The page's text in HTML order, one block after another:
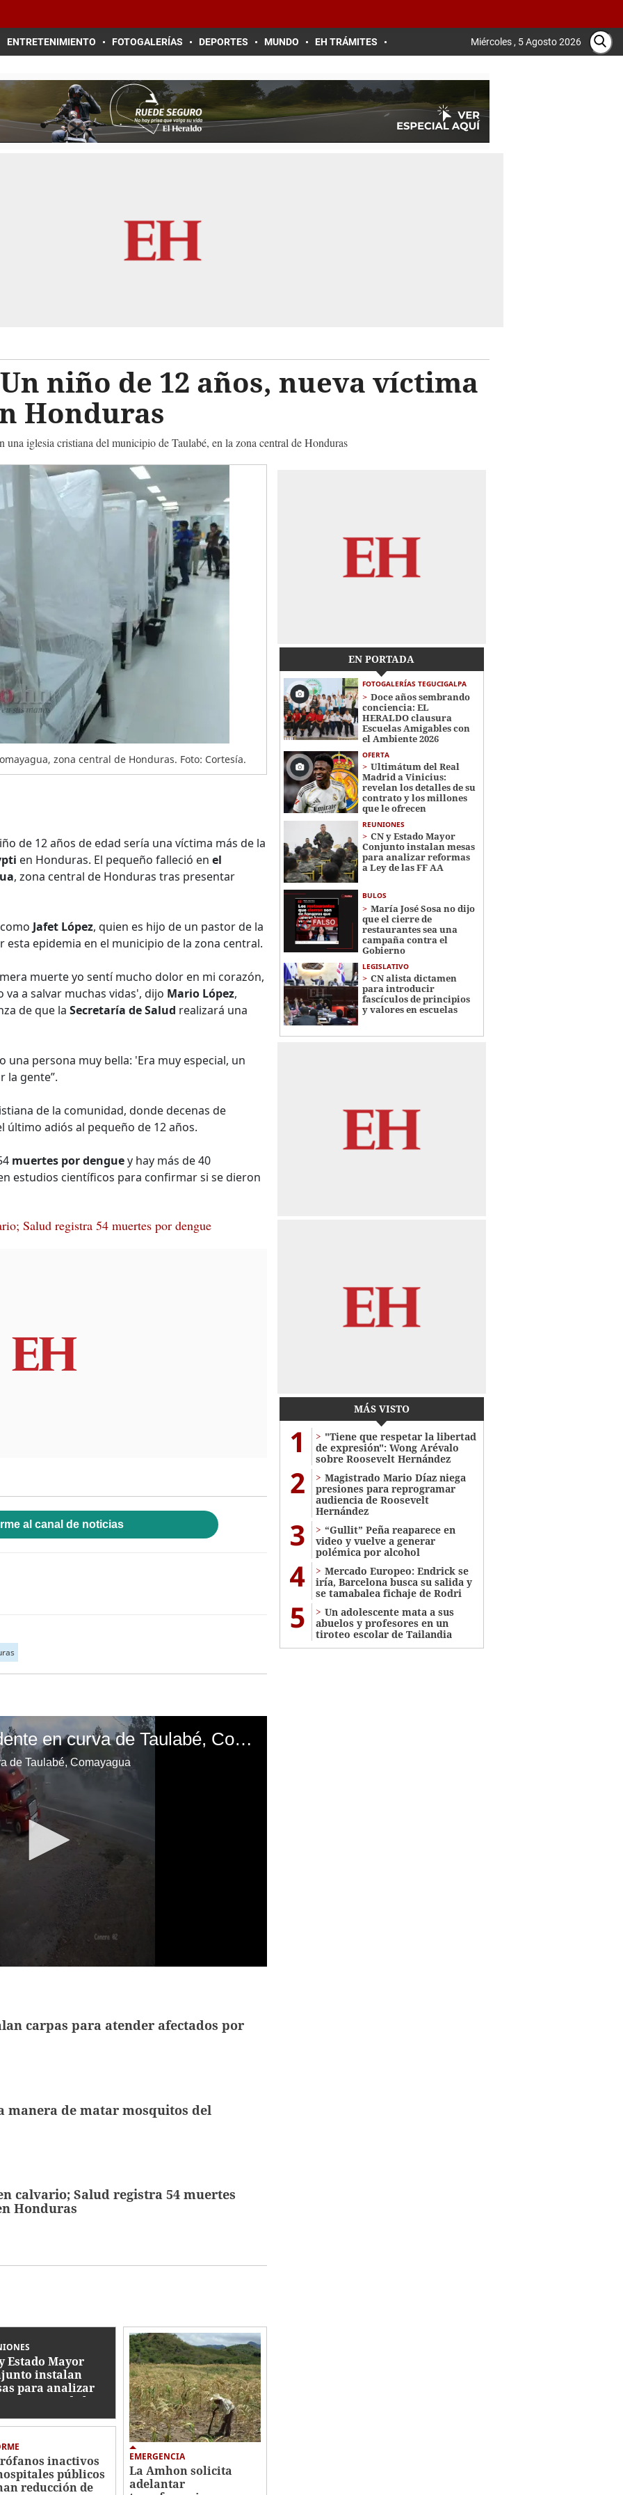
ENTRETENIMIENTO FOTOGALERÍAS DEPORTES MUNDO EH TRÁMITES Miércoles , 5 Agosto 2026
niño de 12 años, nueva víctima
Honduras
una iglesia cristiana del municipio de Taulabé, en la zona central de Honduras
zona central de Honduras. Foto: Cortesía.
de 12 años de edad sería una víctima más de la
en Honduras. El pequeño falleció en el
, zona central de Honduras tras presentar
Jafet López, quien es hijo de un pastor de la
epidemia en el municipio de la zona central.
muerte yo sentí mucho dolor en mi corazón,
a salvar muchas vidas', dijo Mario López,
de que la Secretaría de Salud realizará una
una persona muy bella: 'Era muy especial, un
la gente”.
de la comunidad, donde decenas de
último adiós al pequeño de 12 años.
muertes por denguey hay más de 40
estudios científicos para confirmar si se dieron
Salud registra 54 muertes por dengue
al canal de noticias
Rastra provoca accidente en curva de Taulabé, Comayagua
de Taulabé, Comayagua
carpas para atender afectados por
manera de matar mosquitos del
calvario; Salud registra 54 muertes
Honduras
Estado Mayor
instalan
para analizar
a Ley de las
inactivos
públicos
reducción de
EMERGENCIA
La Amhon solicita
adelantar
EN PORTADA
FOTOGALERÍAS TEGUCIGALPA
Doce años sembrando
conciencia: EL
HERALDO clausura
Escuelas Amigables con
el Ambiente 2026
OFERTA
Ultimátum del Real
Madrid a Vinicius:
revelan los detalles de su
contrato y los millones
que le ofrecen
REUNIONES
CN y Estado Mayor
Conjunto instalan mesas
para analizar reformas
a Ley de las FF AA
BULOS
María José Sosa no dijo
que el cierre de
restaurantes sea una
campaña contra el
Gobierno
LEGISLATIVO
CN alista dictamen
para introducir
fascículos de principios
y valores en escuelas
MÁS VISTO
1
"Tiene que respetar la libertad
de expresión": Wong Arévalo
sobre Roosevelt Hernández
2
Magistrado Mario Díaz niega
presiones para reprogramar
audiencia de Roosevelt
Hernández
3
“Gullit” Peña reaparece en
video y vuelve a generar
polémica por alcohol
4
Mercado Europeo: Endrick se
iría, Barcelona busca su salida y
se tamabalea fichaje de Rodri
5
Un adolescente mata a sus
abuelos y profesores en un
tiroteo escolar de Tailandia